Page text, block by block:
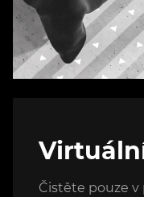
Čistěte pouze v